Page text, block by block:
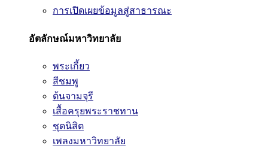
การเปิดเผยข้อมูลสู่สาธารณะ
อัตลักษณ์มหาวิทยาลัย
พระเกี้ยว
สีชมพู
ต้นจามจุรี
เสื้อครุยพระราชทาน
ชุดนิสิต
เพลงมหาวิทยาลัย